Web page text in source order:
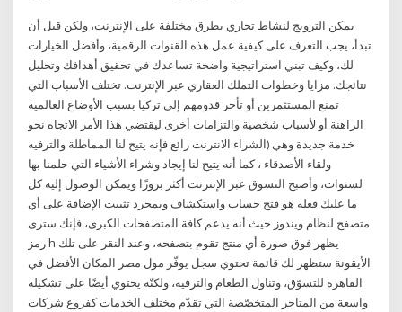
يمكن الترويج لنشاط تجاري بطرق مختلفة على الإنترنت، ولكن قبل أن
تبدأ، يجب التعرف على كيفية عمل هذه القنوات الرقمية، وأفضل الخيارات
لك، وكيف تبني استراتيجية واضحة تساعدك في تحقيق أهدافك وتحليل
نتائجك. مزايا وخطوات التملك العقاري عبر الإنترنت. تختلف الأسباب التي
تمنع المستثمرين أو تأخر قدومهم إلى تركيا بسبب الأوضاع العالمية
الراهنة أو لأسباب شخصية والتزامات أخرى ليقتضي هذا الأمر الاتجاه نحو
خدمة جديدة وهي (الشراء الانترنت رائع فإنه يتيح لنا المماطلة والترفيه
ولقاء الأصدقاء ، كما أنه يتيح لنا إيجاد وشراء الأشياء التي حلمنا بها
لسنوات، وأصبح التسوق عبر الإنترنت أكثر بروزًا ويمكن الوصول إليه كل
ما عليك فعله هو فتح حساب واستكشاف وبمجرد تثبيت الإضافة على أي
متصفح لنظام ويندوز حيث أنه يدعم كافة المتصفحات الكبرى، فإنك سترى
رمز h يظهر فوق صورة أي منتج تقوم بتصفحه، وعند النقر على تلك
الأيقونة ستظهر لك قائمة تحتوي سجل يوفّر مول مصر المكان الأفضل في
القاهرة للتسوّق، وتناول الطعام والترفيه، ولكنّه يحتوي أيضًا على تشكيلة
واسعة من المتاجر المتخصّصة التي تقدّم مختلف الخدمات كفروع شركات